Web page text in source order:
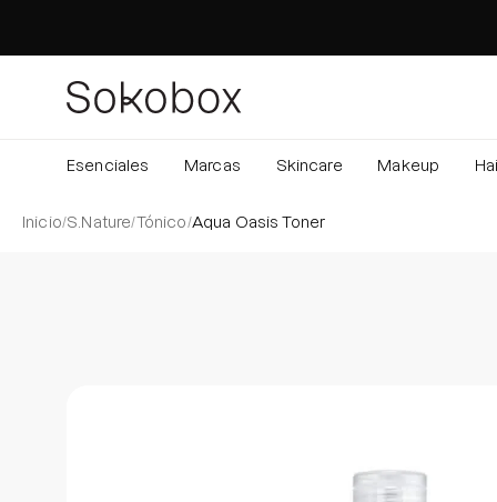
contenido
Esenciales Marcas Skincare Makeup
Inicio/S.Nature/Tónico/Aqua Oasis Toner